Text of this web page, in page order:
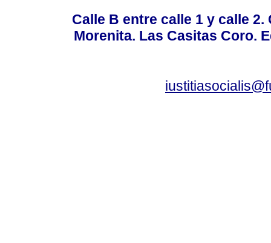
Calle B entre calle 1 y calle
Morenita. Las Casitas Coro.